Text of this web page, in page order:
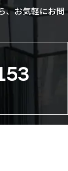
、お気軽にお問